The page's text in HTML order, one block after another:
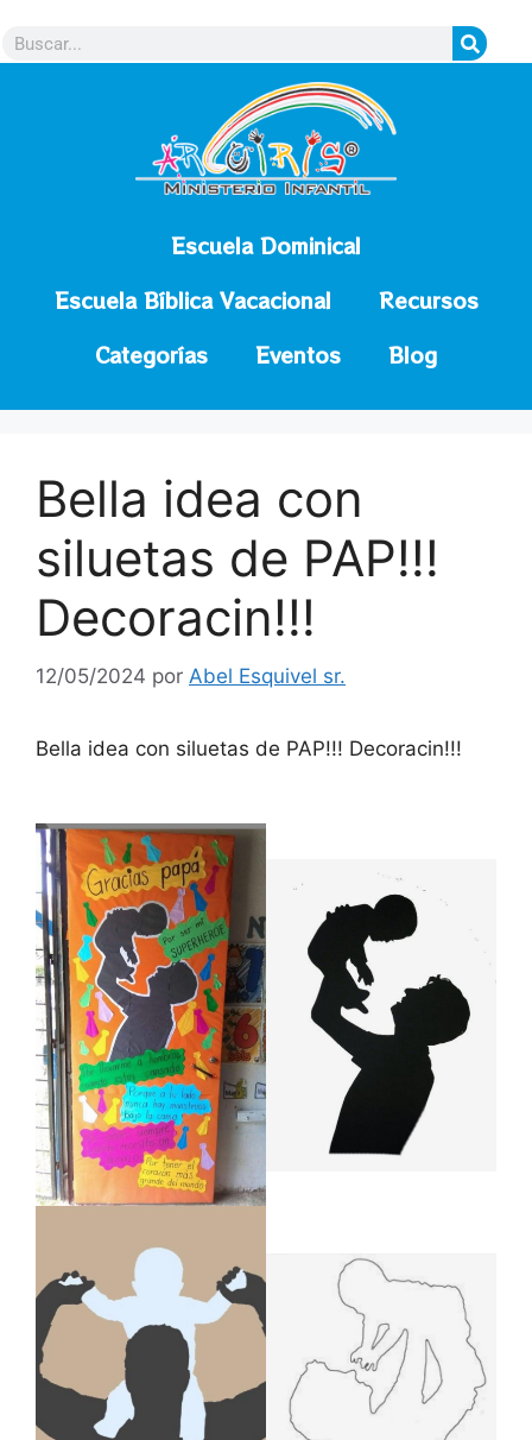
Escuela Dominical
Escuela Bíblica Vacacional
Recursos
Categorías
Eventos Blog
Bella idea con
siluetas de PAP!!!
Decoracin!!!
12/05/2024 por Abel Esquivel sr.
Bella idea con siluetas de PAP!!! Decoracin!!!